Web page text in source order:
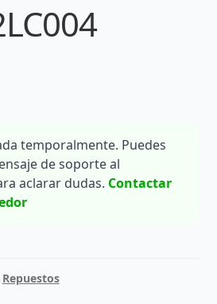
temporalmente. Puedes
de soporte al
aclarar dudas. Contactar
Repuestos